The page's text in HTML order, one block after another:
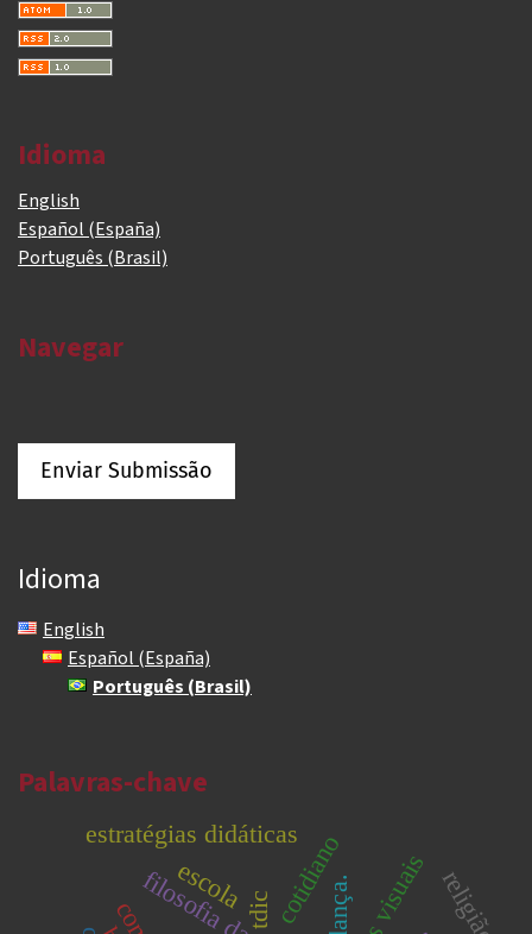
Idioma
English
Español (España)
Português (Brasil)
Navegar
Enviar Submissão
Idioma
English
Español (España)
Português (Brasil)
Palavras-chave
dança.
tdic cotidiano
estratégias didáticas
religião
escola